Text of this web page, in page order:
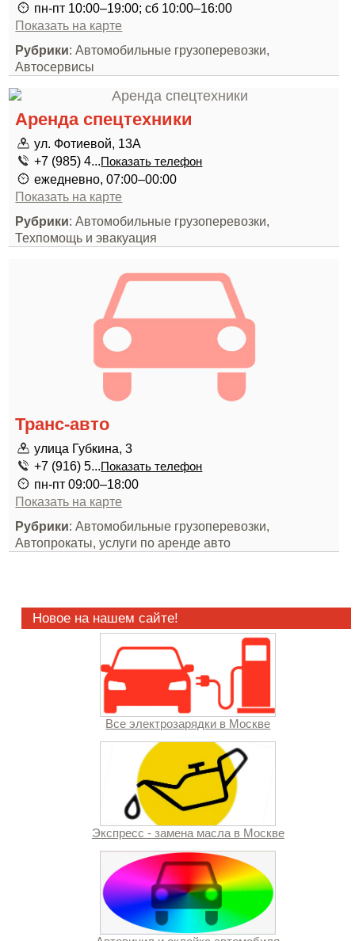
пн-пт 10:00–19:00; сб 10:00–16:00
Показать на карте
Рубрики: Автомобильные грузоперевозки,
Автосервисы
Аренда спецтехники
ул. Фотиевой, 13А
+7 (985) 4...Показать телефон
ежедневно, 07:00–00:00
Показать на карте
Рубрики: Автомобильные грузоперевозки,
Техпомощь и эвакуация
Транс-авто
улица Губкина, 3
+7 (916) 5...Показать телефон
пн-пт 09:00–18:00
Показать на карте
Рубрики: Автомобильные грузоперевозки,
Автопрокаты, услуги по аренде авто
Новое на нашем сайте!
Все электрозарядки в Москве
Экспресс - замена масла в Москве